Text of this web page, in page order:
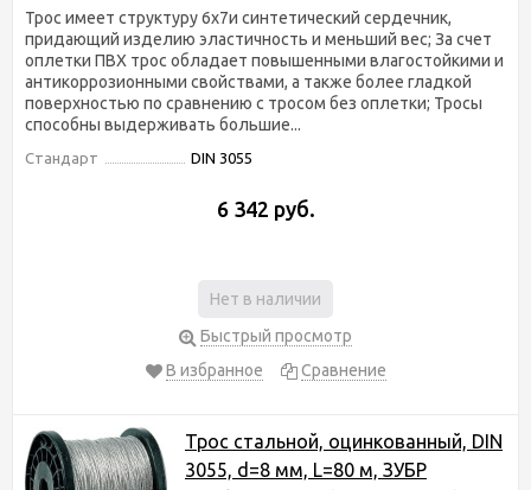
Трос имеет структуру 6х7и синтетический сердечник,
придающий изделию эластичность и меньший вес; За счет
оплетки ПВХ трос обладает повышенными влагостойкими и
антикоррозионными свойствами, а также более гладкой
поверхностью по сравнению с тросом без оплетки; Тросы
способны выдерживать большие...
Стандарт DIN 3055
6 342 руб.
Нет в наличии
Быстрый просмотр
В избранное
Сравнение
Трос стальной, оцинкованный, DIN
3055, d=8 мм, L=80 м, ЗУБР